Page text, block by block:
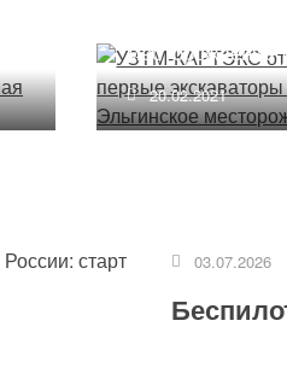
месторождение
20.02.2021
03.07.2026